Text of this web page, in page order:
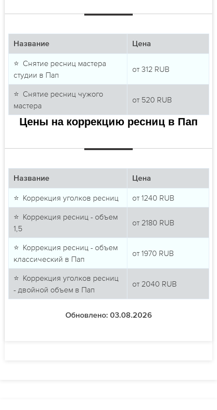
Название Цена
⭐ Снятие ресниц мастера
студии в Пап
от 312 RUB
⭐ Снятие ресниц чужого
мастера
от 520 RUB
Цены на коррекцию ресниц в Пап
Название Цена
⭐ Коррекция уголков ресниц от 1240 RUB
⭐ Коррекция ресниц - объем
1,5
от 2180 RUB
⭐ Коррекция ресниц - объем
классический в Пап
от 1970 RUB
⭐ Коррекция уголков ресниц
- двойной объем в Пап
от 2040 RUB
Обновлено: 03.08.2026